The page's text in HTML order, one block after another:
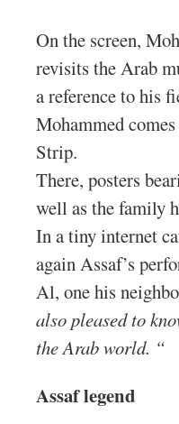
On the screen,
revisits the Arab
a reference to his
Mohammed
Strip.
There, posters
well as the family
In a tiny internet
again Assaf’s
Al, one his
also pleased to
the Arab world. “
Assaf legend